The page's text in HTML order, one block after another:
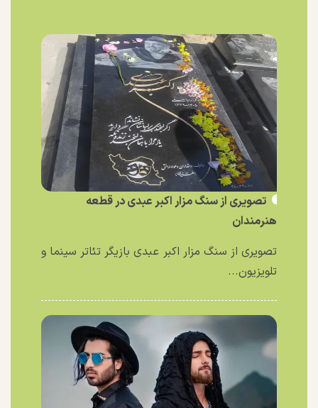
تصویری از سنگ مزار اکبر عبدی در قطعه
هنرمندان
تصویری از سنگ مزار اکبر عبدی بازیگر تئاتر سینما و
تلویزیون...